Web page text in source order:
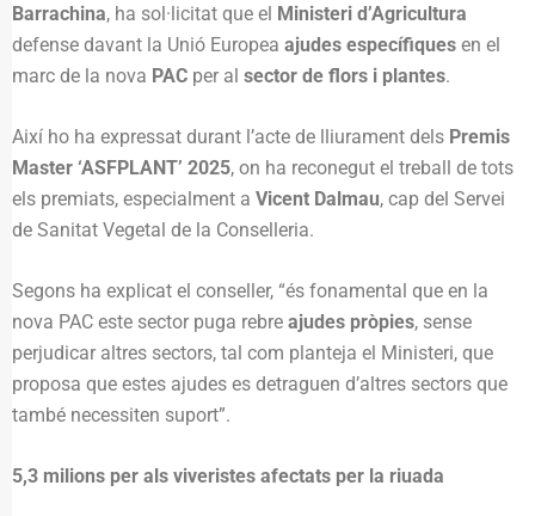
Barrachina, ha sol·licitat que el Ministeri d’Agricultura
defense davant la Unió Europea ajudes específiques en el
marc de la nova PAC per al sector de flors i plantes.
Així ho ha expressat durant l’acte de lliurament dels Premis
Master ‘ASFPLANT’ 2025, on ha reconegut el treball de tots
els premiats, especialment a Vicent Dalmau, cap del Servei
de Sanitat Vegetal de la Conselleria.
Segons ha explicat el conseller, “és fonamental que en la
nova PAC este sector puga rebre ajudes pròpies, sense
perjudicar altres sectors, tal com planteja el Ministeri, que
proposa que estes ajudes es detraguen d’altres sectors que
també necessiten suport”.
5,3 milions per als viveristes afectats per la riuada